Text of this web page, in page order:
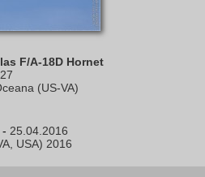
F/A-18D Hornet
(US-VA)
- 25.04.2016
USA) 2016